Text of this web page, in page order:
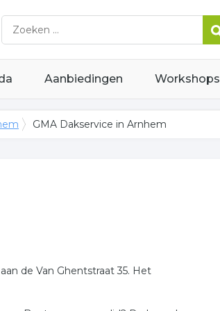
Aanbiedingen Workshops
GMA Dakservice in Arnhem
de Van Ghentstraat 35. Het